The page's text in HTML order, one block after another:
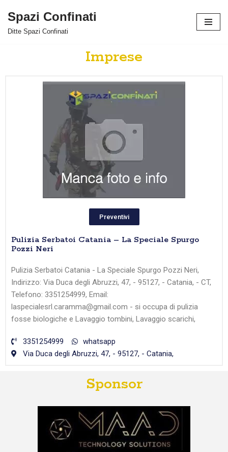
Vai
Spazi Confinati
Ditte Spazi Confinati
Imprese
Preventivi
Pulizia Serbatoi Catania – La Speciale Spurgo
Pozzi Neri
Pulizia Serbatoi Catania - La Speciale Spurgo Pozzi Neri,
Indirizzo: Via Duca degli Abruzzi, 47, - 95127, - Catania, - CT,
Telefono: 3351254999, Email:
laspecialesrl.caramma@gmail.com - si occupa di pulizia
fosse biologiche e Lavaggio tombini, Lavaggio scarichi,
3351254999
whatsapp
Via Duca degli Abruzzi, 47, - 95127, - Catania,
Sponsor